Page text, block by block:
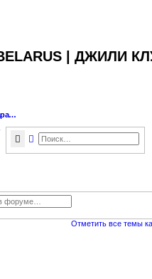
BELARUS | ДЖИЛИ
Гарантийные случаи
ПоискРасширенный поиск
П
к
поиск
Отметить все темы